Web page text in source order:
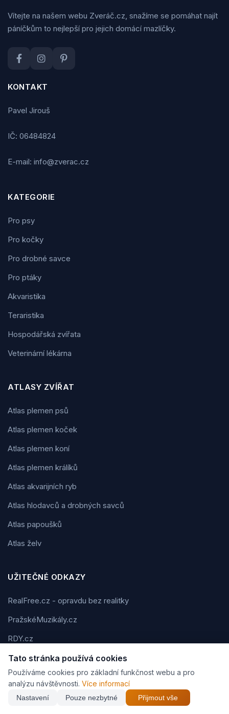
Vítejte na našem webu Zveráč.cz, snažíme se pomáhat najít
páníčkům to nejlepší pro jejich domácí mazlíčky.
KONTAKT
Pavel Jirouš
IČ: 06484824
E-mail: info@zverac.cz
KATEGORIE
Pro psy
Pro kočky
Pro drobné savce
Pro ptáky
Akvaristika
Teraristika
Hospodářská zvířata
Veterinární lékárna
ATLASY ZVÍŘAT
Atlas plemen psů
Atlas plemen koček
Atlas plemen koní
Atlas plemen králíků
Atlas akvarijních ryb
Atlas hlodavců a drobných savců
Atlas papoušků
Atlas želv
UŽITEČNÉ ODKAZY
RealFree.cz - opravdu bez realitky
PražskéMuzikály.cz
RDY.cz
i-DIVADLO.eu
BIGG.cz
FMAN.cz
Tato stránka používá cookies
Používáme cookies pro základní funkčnost webu a pro
analýzu návštěvnosti. Více informací
Nastavení Pouze nezbytné Přijmout vše